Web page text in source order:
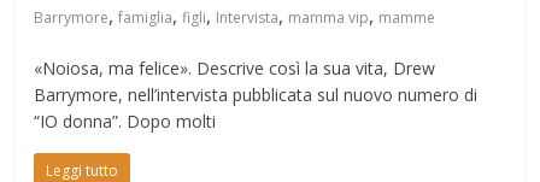
Barrymore,famiglia,figli, Intervista, mamma vip, mamme
«Noiosa, ma felice». Descrive così la sua vita, Drew
Barrymore, nell’intervista pubblicata sul nuovo numero di
“IO donna”. Dopo molti
Leggi tutto